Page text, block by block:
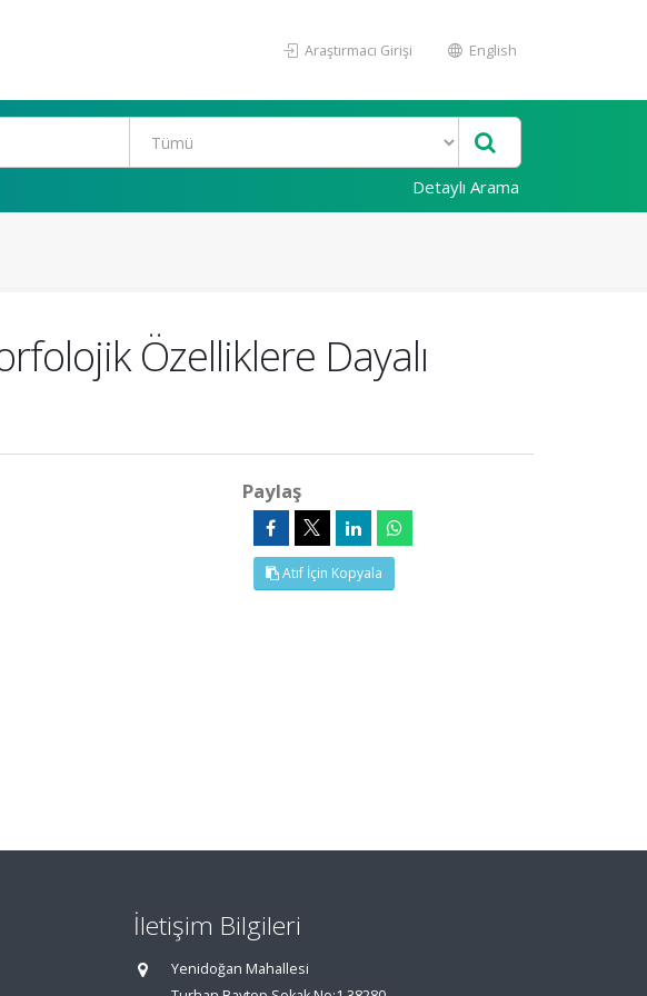
Araştırmacı Girişi English
Detaylı Arama
Özelliklere Dayalı
Paylaş
Atıf İçin Kopyala
İletişim Bilgileri
Yenidoğan Mahallesi